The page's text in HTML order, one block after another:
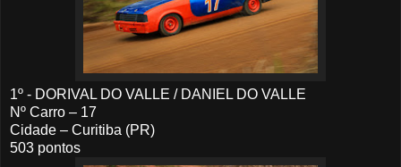
1º - DORIVAL DO VALLE / DANIEL DO VALLE
Nº Carro – 17
Cidade – Curitiba (PR)
503 pontos